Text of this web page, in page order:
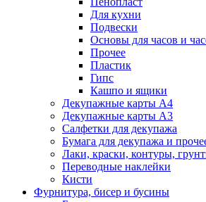
Для кухни
Подвески
Основы для часов и
Прочее
Пластик
Гипс
Кашпо и ящики
Декупажные карты А4
Декупажные карты А3
Салфетки для декупажа
Бумага для декупажа и
Лаки, краски, контуры,
Переводные наклейки
Кисти
Фурнитура, бисер и бусины